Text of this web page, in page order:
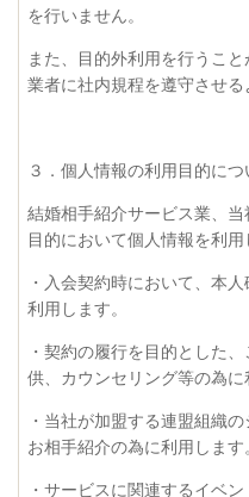
を行いません。
また、目的外利用を行うこ
業者に社内規程を遵守させる
３．個人情報の利用目的につ
結婚相手紹介サービス業、
目的において個人情報を利用
・入会契約時において、本
利用します。
・契約の履行を目的とした
供、カウンセリング等の為に
・当社が加盟する連盟組織
お相手紹介の為に利用します
・サービスに関連するイベ